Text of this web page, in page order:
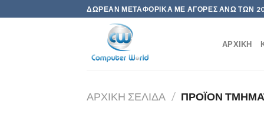
to
ΔΩΡΕΆΝ ΜΕΤΑΦΟΡΙΚΆ ΜΕ ΑΓΟΡΈΣ ΆΝΩ ΤΩΝ
ΑΡΧΙΚΉ
ΑΡΧΙΚΉ ΣΕΛΊΔΑ / ΠΡΟΪΌΝ